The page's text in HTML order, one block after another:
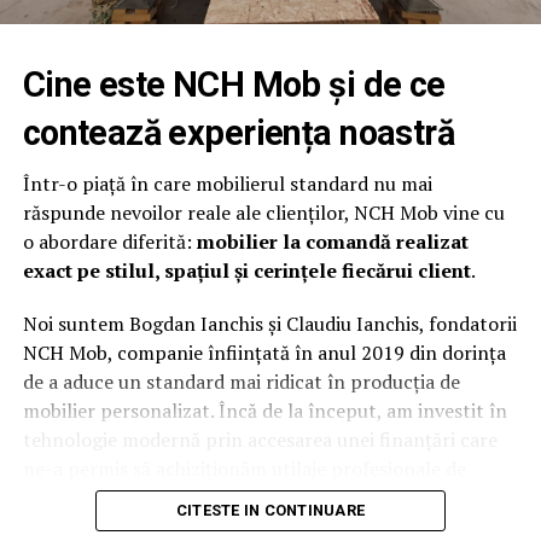
fim in situatia in care trebuie sa platim o suma mare de
Tocmai de aceea, serviciile deamanet masini prestate de
profesionistii de la amanetauto.com, pot reprezenta cea
mai buna si avantajoasa solutie, indiferent de nevoile pe
detaliile iti sunt puse la dispozitie la numai un simplu
click distanta.
ARTICOLE PE ACEIASI TEMA:
URMATORUL
Samsung introduce gama extinsă de monitoare de
gaming Odyssey cu ecran plat
NU RATATI
Cine este NCH Mob și de ce
contează experiența noastră
Într-o piață în care mobilierul standard nu mai
răspunde nevoilor reale ale clienților, NCH Mob vine cu
o abordare diferită: mobilier la comandă realizat
exact pe stilul, spațiul și cerințele fiecărui client.
Noi suntem Bogdan Ianchis și Claudiu Ianchis, fondatorii
NCH Mob, companie înființată în anul 2019 din dorința
de a aduce un standard mai ridicat în producția de
mobilier personalizat. Încă de la început, am investit în
ultimă generație. CITESTE IN CONTINUARE